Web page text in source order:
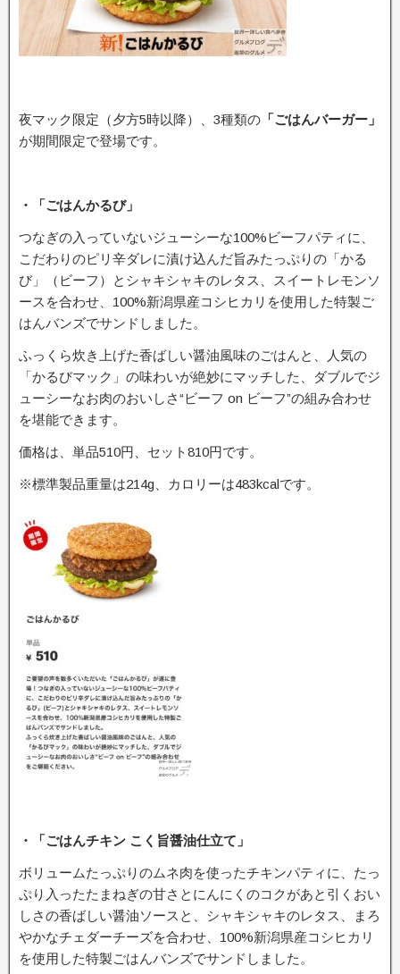
夜マック限定（夕方5時以降）、3種類の 「ごはんバーガー」
が期間限定で登場です。
・「ごはんかるび」
つなぎの入っていないジューシーな100%ビーフパティに、
こだわりのピリ辛ダレに漬け込んだ旨みたっぷりの「かる
び」（ビーフ）とシャキシャキのレタス、スイートレモンソ
ースを合わせ、100%新潟県産コシヒカリを使用した特製ご
はんバンズでサンドしました。
ふっくら炊き上げた香ばしい醤油風味のごはんと、人気の
「かるびマック」の味わいが絶妙にマッチした、ダブルでジ
ューシーなお肉のおいしさ“ビーフ on ビーフ”の組み合わせ
を堪能できます。
価格は、単品510円、セット810円です。
※標準製品重量は214g、カロリーは483kcalです。
・「ごはんチキン こく旨醤油仕立て」
ボリュームたっぷりのムネ肉を使ったチキンパティに、たっ
ぷり入ったたまねぎの甘さとにんにくのコクがあと引くおい
しさの香ばしい醤油ソースと、シャキシャキのレタス、まろ
やかなチェダーチーズを合わせ、100%新潟県産コシヒカリ
を使用した特製ごはんバンズでサンドしました。